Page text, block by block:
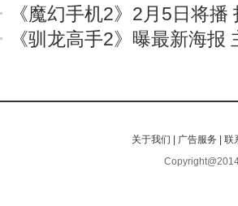
《魔幻手机2》2月5日将
《驯龙高手2》曝最新海报
关于我们 广告服务 |联